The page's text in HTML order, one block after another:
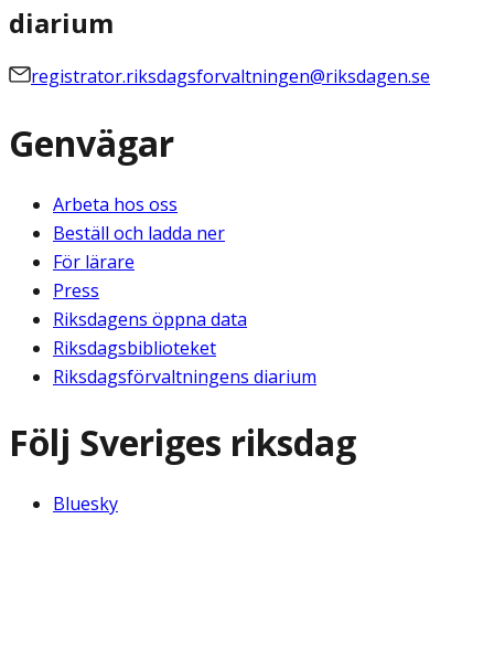
diarium
registrator.riksdagsforvaltningen@riksdagen.se
Genvägar
Arbeta hos oss
Beställ och ladda ner
För lärare
Press
Riksdagens öppna data
Riksdagsbiblioteket
Riksdagsförvaltningens diarium
Följ Sveriges riksdag
Bluesky